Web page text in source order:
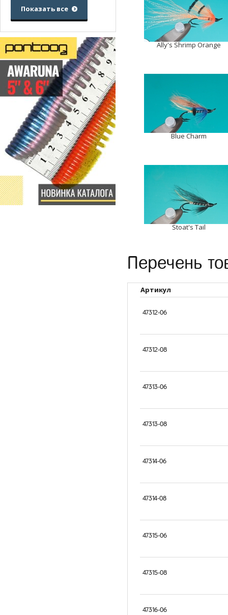
Ally's Shrimp Orange
Blue Charm
Stoat's Tail
Перечень
Артикул
47312-06
47312-08
47313-06
47313-08
47314-06
47314-08
47315-06
47315-08
47316-06
Показать все